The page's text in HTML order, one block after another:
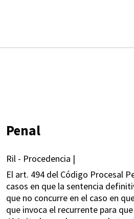
Penal
Ril - Procedencia |
El art. 494 del Código Procesal
casos en que la sentencia
que no concurre en el caso en
que invoca el recurrente para